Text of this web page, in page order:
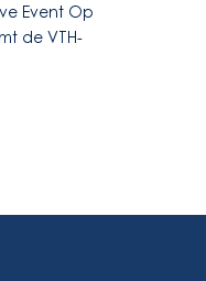
Event Op
de VTH-